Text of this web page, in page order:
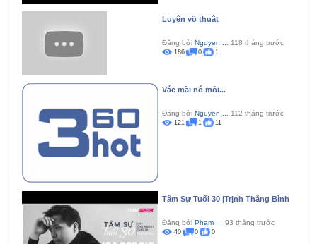
Luyện võ thuật
Đăng bởi Nguyen ... 118 tháng trước
186 0 1
Vác mãi nó mỏi...
Đăng bởi Nguyen ... 112 tháng trước
121 1 11
Tâm Sự Tuổi 30 |Trịnh Thăng Bình
Đăng bởi Phạm ... 93 tháng trước
40 0 0